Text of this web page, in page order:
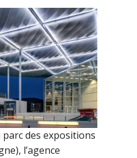
des expositions
l’agence